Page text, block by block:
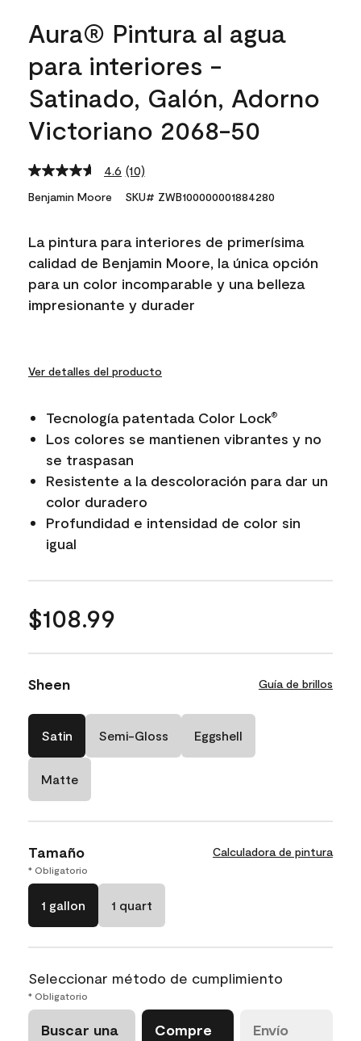
Aura® Pintura al agua
para interiores -
Satinado, Galón, Adorno
Victoriano 2068-50
4.6 Read
10
Reviews.
link.
(10)
Benjamin Moore SKU# ZWB100000001884280
La pintura para interiores de primerísima
calidad de Benjamin Moore, la única opción
para un color incomparable y una belleza
impresionante y durader
Ver detalles del producto
Tecnología patentada Color Lock®
Los colores se mantienen vibrantes y no
se traspasan
Resistente a la descoloración para dar un
color duradero
Profundidad e intensidad de color sin
igual
$108.99
Sheen Guía de brillos
Satin Semi-Gloss Eggshell
Matte
Tamaño Calculadora de pintura
* Obligatorio
1 gallon 1 quart
Seleccionar método de cumplimiento
* Obligatorio
Buscar una
Compre
Envío